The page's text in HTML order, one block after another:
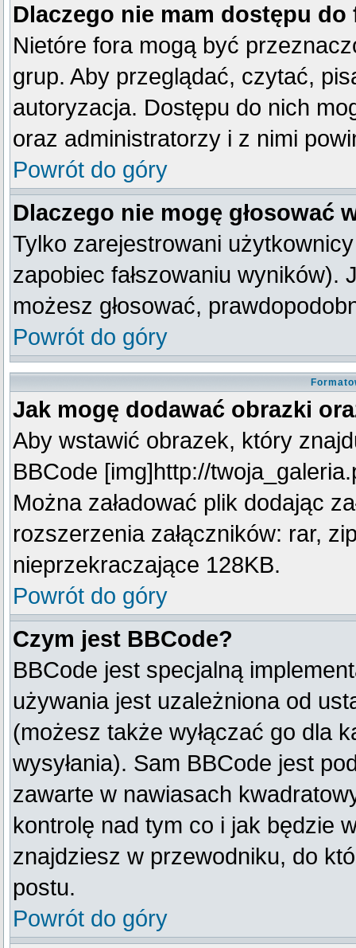
Dlaczego nie mam dostępu do
Nietóre fora mogą być
grup. Aby przeglądać, czytać,
autoryzacja. Dostępu do nich
oraz administratorzy i z nimi
Powrót do góry
Dlaczego nie mogę głosować
Tylko zarejestrowani
zapobiec fałszowaniu wyników).
możesz głosować,
Powrót do góry
Jak mogę dodawać obrazki
Aby wstawić obrazek, który
BBCode [img]http://
Można załadować plik dodając
rozszerzenia załączników: rar,
nieprzekraczające 128KB.
Powrót do góry
Czym jest BBCode?
BBCode jest specjalną
używania jest uzależniona od
(możesz także wyłączać go dla
wysyłania). Sam BBCode jest
zawarte w nawiasach
kontrolę nad tym co i jak będzie
znajdziesz w przewodniku, do
postu.
Powrót do góry